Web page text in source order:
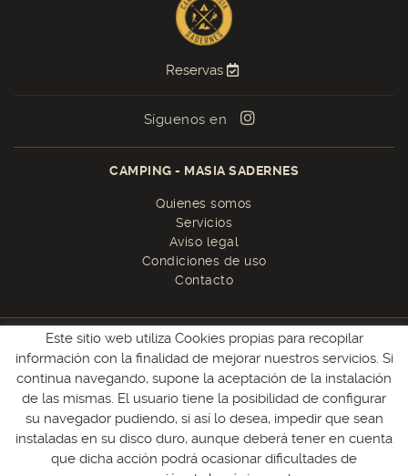
Reservas
Síguenos en
CAMPING - MASIA SADERNES
Quienes somos
Servicios
Aviso legal
Condiciones de uso
Contacto
17855 Sadernes
Alta Garrotxa, Girona
872 090 838
camping@sadernes.com
Este sitio web utiliza Cookies propias para recopilar
información con la finalidad de mejorar nuestros servicios. Si
continua navegando, supone la aceptación de la instalación
de las mismas. El usuario tiene la posibilidad de configurar
su navegador pudiendo, si así lo desea, impedir que sean
instaladas en su disco duro, aunque deberá tener en cuenta
que dicha acción podrá ocasionar dificultades de